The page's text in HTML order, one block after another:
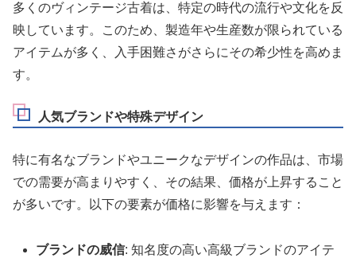
多くのヴィンテージ古着は、特定の時代の流行や文化を反
映しています。このため、製造年や生産数が限られている
アイテムが多く、入手困難さがさらにその希少性を高めま
す。
人気ブランドや特殊デザイン
特に有名なブランドやユニークなデザインの作品は、市場
での需要が高まりやすく、その結果、価格が上昇すること
が多いです。以下の要素が価格に影響を与えます：
ブランドの威信: 知名度の高い高級ブランドのアイテ